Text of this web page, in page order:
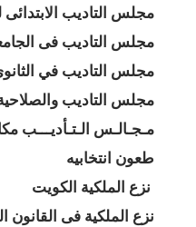
مجلس التاديب
مجلس التاديب فى
مجلس التاديب في
مجلس التاديب
مـجـالـس الـتـأديـــب
طعون انتخابيه
نزع الملكية الكويت
نزع الملكية فى القانون